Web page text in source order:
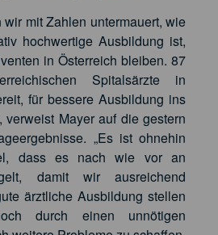
wir mit Zahlen untermauert, wie
hochwertige Ausbildung ist,
in Österreich bleiben. 87
Spitalsärzte in
für bessere Ausbildung ins
verweist Mayer auf die gestern
„Es ist ohnehin
dass es nach wie vor an
damit wir ausreichend
ärztliche Ausbildung stellen
durch einen unnötigen